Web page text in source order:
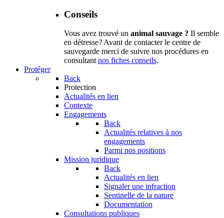
Conseils
Vous avez trouvé un animal sauvage ? Il semble
en détresse? Avant de contacter le centre de
sauvegarde merci de suivre nos procédures en
consultantnos fiches conseils.
Protéger
Back
Protection
Actualités en lien
Contexte
Engagements
Back
Actualités relatives à nos
engagements
Parmi nos positions
Mission juridique
Back
Actualités en lien
Signaler une infraction
Sentinelle de la nature
Documentation
Consultations publiques